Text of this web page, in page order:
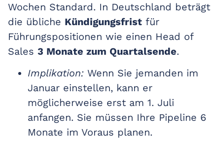
Wochen Standard. In Deutschland beträgt
die übliche Kündigungsfrist für
Führungspositionen wie einen Head of
Sales 3 Monate zum Quartalsende.
Implikation: Wenn Sie jemanden im
Januar einstellen, kann er
möglicherweise erst am 1. Juli
anfangen. Sie müssen Ihre Pipeline 6
Monate im Voraus planen.